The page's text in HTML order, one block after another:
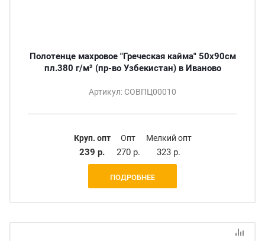
Полотенце махровое "Греческая кайма" 50х90см
пл.380 г/м² (пр-во Узбекистан) в Иваново
Артикул: СОВПЦ00010
Круп. опт
239 р.
Опт
270 р.
Мелкий опт
323 р.
ПОДРОБНЕЕ